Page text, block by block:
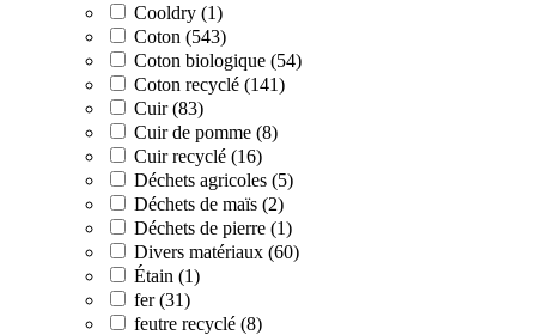
Cooldry (1)
Coton (543)
Coton biologique (54)
Coton recyclé (141)
Cuir (83)
Cuir de pomme (8)
Cuir recyclé (16)
Déchets agricoles (5)
Déchets de maïs (2)
Déchets de pierre (1)
Divers matériaux (60)
Étain (1)
fer (31)
feutre recyclé (8)